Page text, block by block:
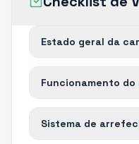
Estado geral da
Funcionamento do
Sistema de